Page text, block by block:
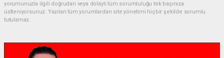
yorumunuzla ilgili doğrudan veya dolaylı tüm sorumluluğu tek başınıza
üstleniyorsunuz. Yazılan tüm yorumlardan site yönetimi hiçbir şekilde sorumlu
tutulamaz.